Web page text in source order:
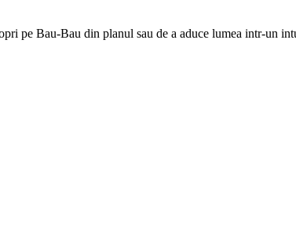
pe Bau-Bau din planul sau de a aduce lumea intr-un